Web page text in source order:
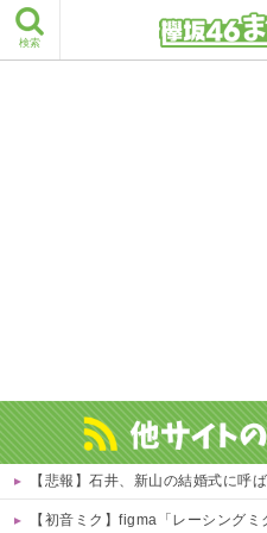
検索
【悲報】石井、新山の結婚式に呼
【初音ミク】figma「レーシングミク